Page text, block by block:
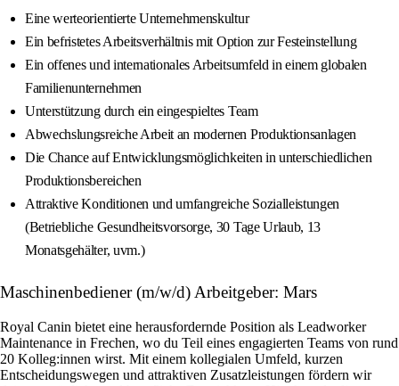
Eine werteorientierte Unternehmenskultur
Ein befristetes Arbeitsverhältnis mit Option zur Festeinstellung
Ein offenes und internationales Arbeitsumfeld in einem globalen
Familienunternehmen
Unterstützung durch ein eingespieltes Team
Abwechslungsreiche Arbeit an modernen Produktionsanlagen
Die Chance auf Entwicklungsmöglichkeiten in unterschiedlichen
Produktionsbereichen
Attraktive Konditionen und umfangreiche Sozialleistungen
(Betriebliche Gesundheitsvorsorge, 30 Tage Urlaub, 13
Monatsgehälter, uvm.)
Maschinenbediener (m/w/d) Arbeitgeber: Mars
Royal Canin bietet eine herausfordernde Position als Leadworker
Maintenance in Frechen, wo du Teil eines engagierten Teams von rund
20 Kolleg:innen wirst. Mit einem kollegialen Umfeld, kurzen
Entscheidungswegen und attraktiven Zusatzleistungen fördern wir